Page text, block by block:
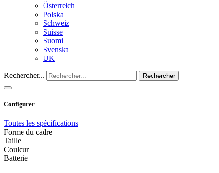
Österreich
Polska
Schweiz
Suisse
Suomi
Svenska
UK
Rechercher... Rechercher
Configurer
Toutes les spécifications
Forme du cadre
Taille
Couleur
Batterie